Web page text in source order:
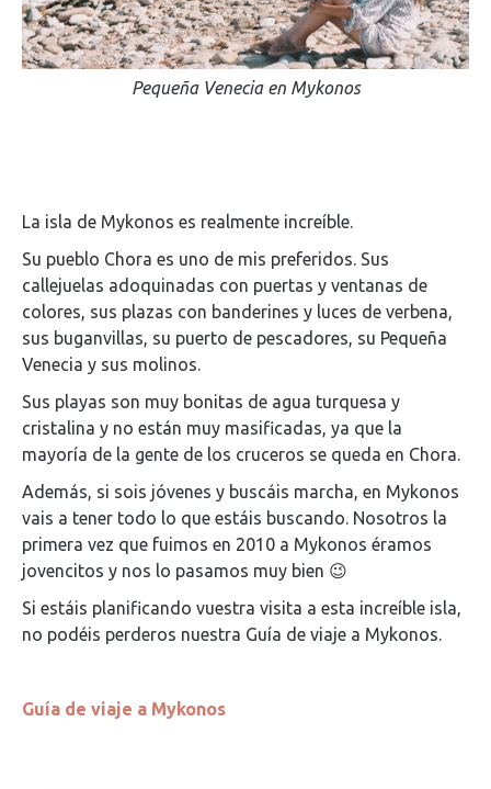
Pequeña Venecia en Mykonos
La isla de Mykonos es realmente increíble.
Su pueblo Chora es uno de mis preferidos. Sus
callejuelas adoquinadas con puertas y ventanas de
colores, sus plazas con banderines y luces de verbena,
sus buganvillas, su puerto de pescadores, su Pequeña
Venecia y sus molinos.
Sus playas son muy bonitas de agua turquesa y
cristalina y no están muy masificadas, ya que la
mayoría de la gente de los cruceros se queda en Chora.
Además, si sois jóvenes y buscáis marcha, en Mykonos
vais a tener todo lo que estáis buscando. Nosotros la
primera vez que fuimos en 2010 a Mykonos éramos
jovencitos y nos lo pasamos muy bien 😉
Si estáis planificando vuestra visita a esta increíble isla,
no podéis perderos nuestra Guía de viaje a Mykonos.
Guía de viaje a Mykonos